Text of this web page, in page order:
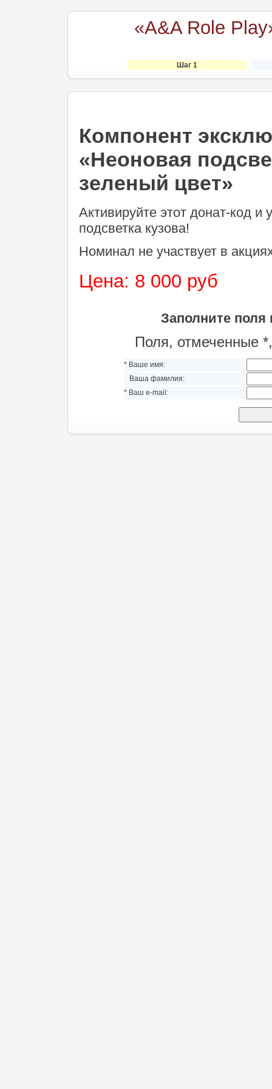
«A&A Role
Шаг 1
Компонент
«Неоновая
зеленый цвет»
Активируйте этот донат-код
подсветка кузова!
Номинал не участвует в
Цена: 8 000 руб
Заполните
Поля, отмеченные
* Ваше имя:
Ваша фамилия:
* Ваш e-mail: